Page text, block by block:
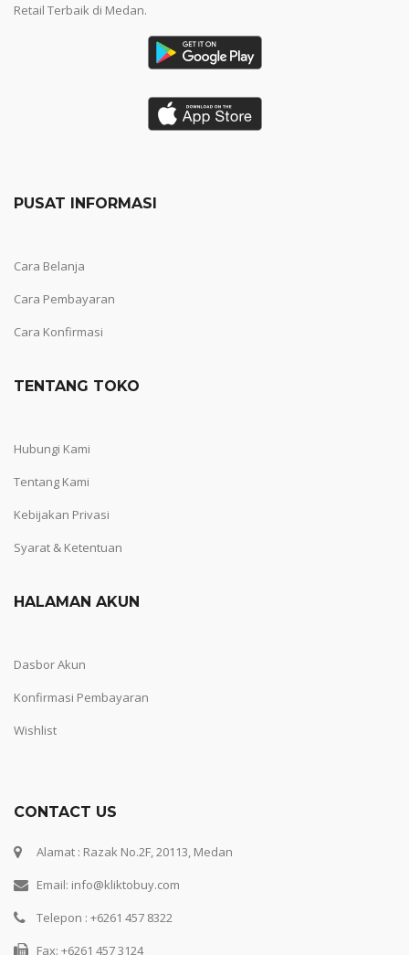
Retail Terbaik di Medan.
PUSAT INFORMASI
Cara Belanja
Cara Pembayaran
Cara Konfirmasi
TENTANG TOKO
Hubungi Kami
Tentang Kami
Kebijakan Privasi
Syarat & Ketentuan
HALAMAN AKUN
Dasbor Akun
Konfirmasi Pembayaran
Wishlist
CONTACT US
Alamat : Razak No.2F, 20113, Medan
Email: info@kliktobuy.com
Telepon : +6261 457 8322
Fax: +6261 457 3124